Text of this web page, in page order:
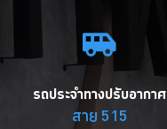
รถประจำทางปรับอากาศ
สาย 515